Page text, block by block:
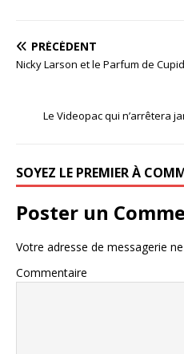
PRÉCÉDENT
Nicky Larson et le Parfum de
Le Videopac qui n’arrêtera
SOYEZ LE PREMIER À
Poster un
Votre adresse de messagerie
Commentaire